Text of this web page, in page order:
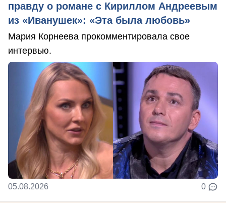
правду о романе с Кириллом Андреевым
из «Иванушек»: «Эта была любовь»
Мария Корнеева прокомментировала свое
интервью.
05.08.2026 0